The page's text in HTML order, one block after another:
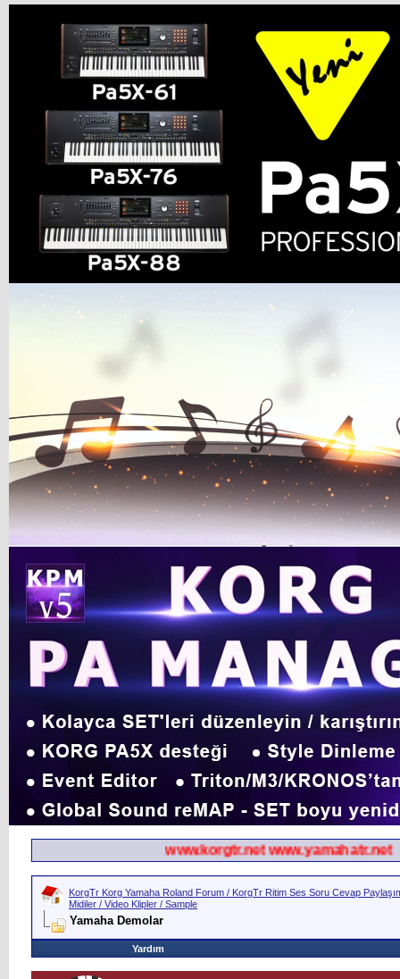
www.korgtr.net www.yamahatr.net
KorgTr Korg Yamaha Roland Forum / KorgTr Ritim Ses Soru Cevap
Midiler / Video Klipler / Sample
Yamaha Demolar
Yardım